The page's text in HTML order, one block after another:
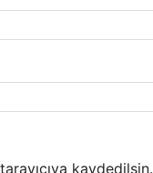
kaydedilsin.